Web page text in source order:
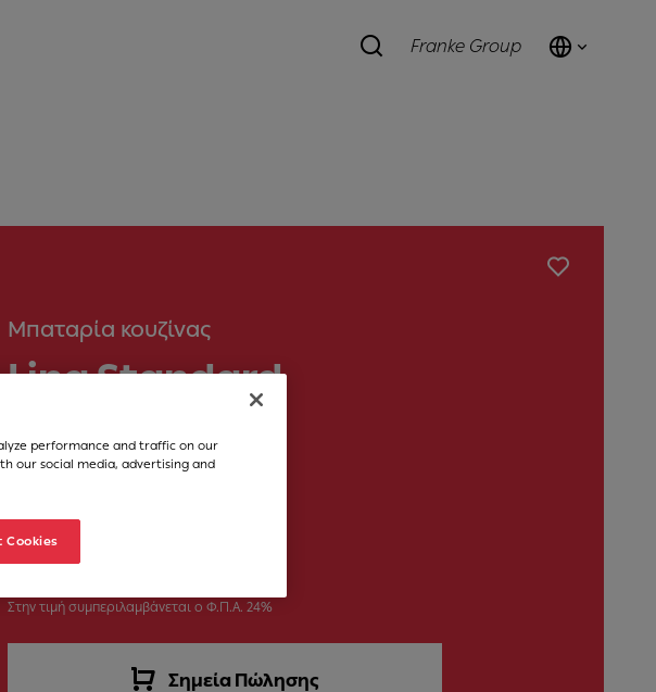
Franke Group
Μπαταρία κουζίνας
Lina Standard
Νούμερο Άρθρου
115.0626.025
€ 180.00
Στην τιμή συμπεριλαμβάνεται ο Φ.Π.Α. 24%
Σημεία Πώλησης
performance and traffic on our
our social media, advertising and
Cookies